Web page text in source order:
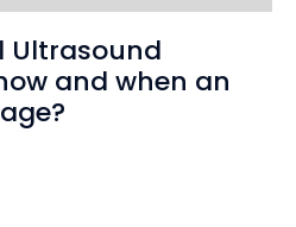
Ultrasound
and when an